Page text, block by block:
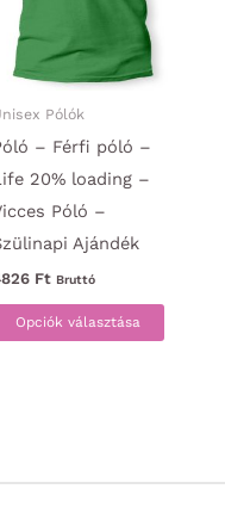
Pólók
– Férfi póló –
20% loading –
Póló –
Ajándék
Ft Bruttó
Opciók választása
Ennek
a